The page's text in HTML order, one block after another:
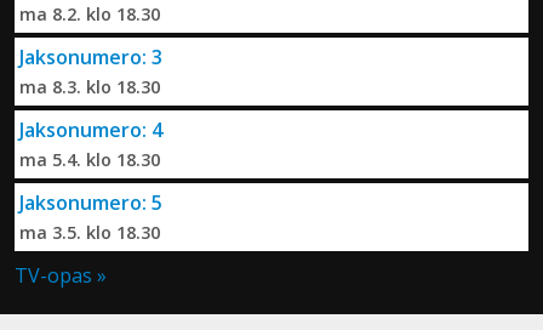
ma 8.2. klo 18.30
Jaksonumero: 3
ma 8.3. klo 18.30
Jaksonumero: 4
ma 5.4. klo 18.30
Jaksonumero: 5
ma 3.5. klo 18.30
TV-opas »